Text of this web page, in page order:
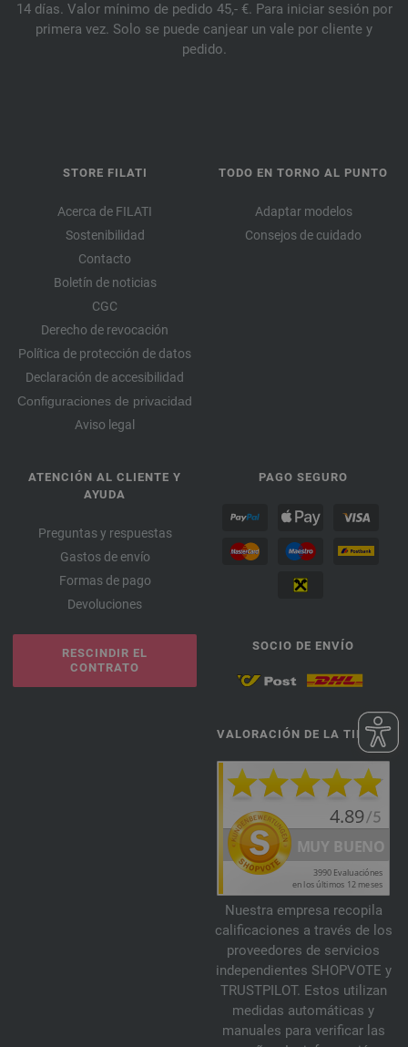
14 días. Valor mínimo de pedido 45,- €. Para iniciar sesión por
primera vez. Solo se puede canjear un vale por cliente y
pedido.
STORE FILATI
Acerca de FILATI
Sostenibilidad
Contacto
Boletín de noticias
CGC
Derecho de revocación
Política de protección de datos
Declaración de accesibilidad
Configuraciones de privacidad
Aviso legal
TODO EN TORNO AL PUNTO
Adaptar modelos
Consejos de cuidado
ATENCIÓN AL CLIENTE Y
AYUDA
Preguntas y respuestas
Gastos de envío
Formas de pago
Devoluciones
RESCINDIR EL
CONTRATO
PAGO SEGURO
SOCIO DE ENVÍO
VALORACIÓN DE LA TIENDA
Nuestra empresa recopila
calificaciones a través de los
proveedores de servicios
independientes SHOPVOTE y
TRUSTPILOT. Estos utilizan
medidas automáticas y
manuales para verificar las